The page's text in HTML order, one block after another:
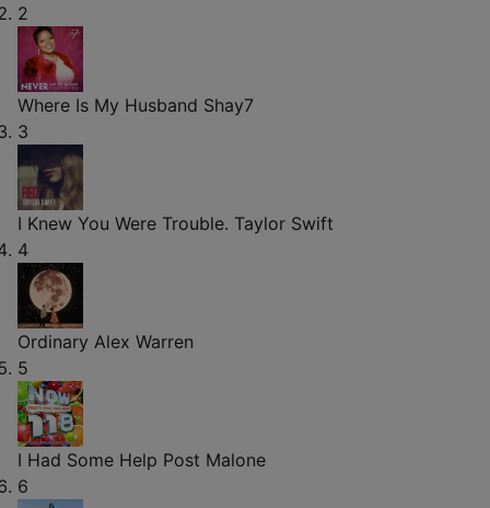
2
Where Is My Husband Shay7
3
I Knew You Were Trouble. Taylor Swift
4
Ordinary Alex Warren
5
I Had Some Help Post Malone
6